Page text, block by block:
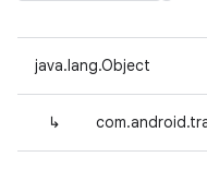
java.lang.Object
↳